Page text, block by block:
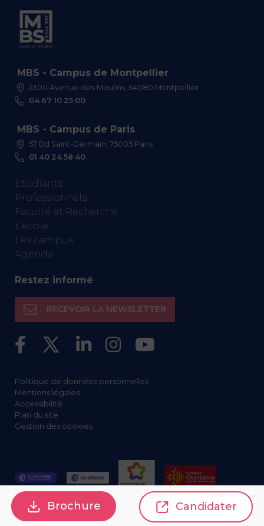
MBS - Campus de Montpellier
2300 Avenue des Moulins, 34080 Montpellier
04 67 10 25 00
MBS - Campus de Paris
57 Bd Saint-Germain, 75005 Paris
01 40 24 58 40
Etudiants
Professionnels
Faculté et Recherche
L’école
Les campus
Agenda
Restez informé
RECEVOIR LA NEWSLETTER
Politique de données personnelles
Mentions légales
Accessibilité
Plan du site
Gestion des cookies
Brochure Candidater